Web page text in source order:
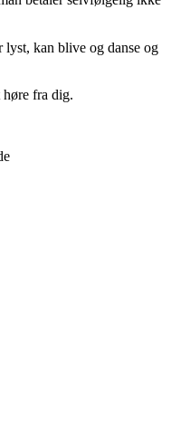
lyst, kan blive og danse og
fra dig.